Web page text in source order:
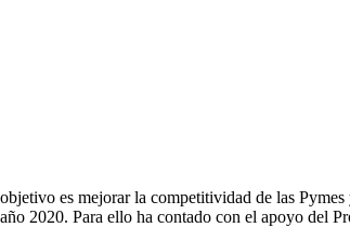
es mejorar la competitividad de las
2020. Para ello ha contado con el apoyo del